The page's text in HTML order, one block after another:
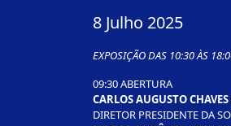
8 Julho 2025
EXPOSIÇÃO DAS 10:30 ÀS
09:30 ABERTURA
CARLOS AUGUSTO
DIRETOR PRESIDENTE DA